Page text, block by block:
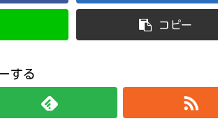
コピー
する